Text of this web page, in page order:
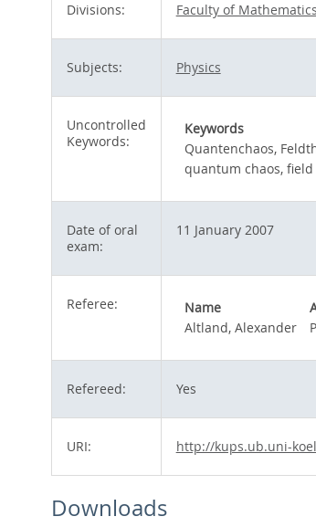
Divisions: Faculty of
Subjects: Physics
Uncontrolled
Keywords:
Keywords
Quantenchaos,
quantum chaos,
Date of oral
exam:
11 January 2007
Referee: Name
Altland, Alexander
Refereed: Yes
URI: http://kups.ub.uni-
Downloads